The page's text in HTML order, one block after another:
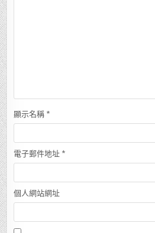
顯示名稱 *
電子郵件地址 *
個人網站網址